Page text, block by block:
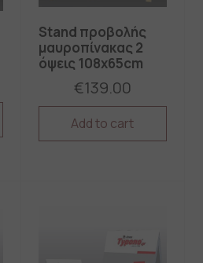
Stand προβολής
μαυροπίνακας 2
όψεις 108x65cm
€139.00
Add to cart